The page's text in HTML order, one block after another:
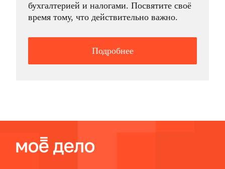
бухгалтерией и налогами. Посвятите своё
время тому, что действительно важно.
Подробнее